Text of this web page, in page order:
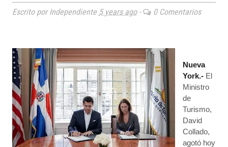
Escrito por Independiente 5 years ago- 0 Comentarios
Nueva
York.- El
Ministro
de
Turismo,
David
Collado,
agotó hoy